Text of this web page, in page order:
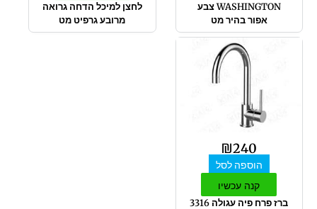
WASHINGTON צבע
אפור בהיר מט
לחצן למיכל הדחה גרואה
מרובע גרפיט מט
₪240
הוספה לסל
קנה עכשיו
ברז פרח פיה עגולה 3316